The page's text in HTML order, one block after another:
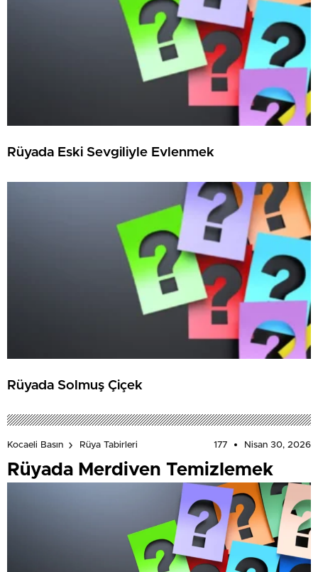
Rüyada Eski Sevgiliyle Evlenmek
Rüyada Solmuş Çiçek
Kocaeli Basın Rüya Tabirleri 177 Nisan 30, 2026
Rüyada Merdiven Temizlemek